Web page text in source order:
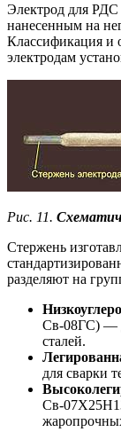
Электрод для РДС
нанесенным на
Классификация и
электродам
Рис. 11.
Стержень
разделяют на
Св-08ГС) —
сталей.
для сварки
Св-